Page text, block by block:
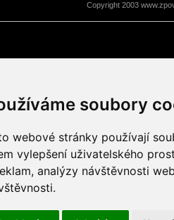
soubory
webové stránky používají
vylepšení uživatelského
analýzy návštěvnosti
Copyright 2003